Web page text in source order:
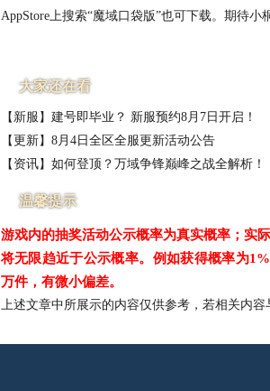
AppStore上搜索“魔域口袋版”也可下载。期待
大家还在看
【新服】建号即毕业？ 新服预约8月7日开启！
【更新】8月4日全区全服更新活动公告
【资讯】如何登顶？万域争锋巅峰之战全解析！
温馨提示
游戏内的抽奖活动公示概率为真实概率；实
将无限趋近于公示概率。例如获得概率为
万件，有微小偏差。
上述文章中所展示的内容仅供参考，若相关内容